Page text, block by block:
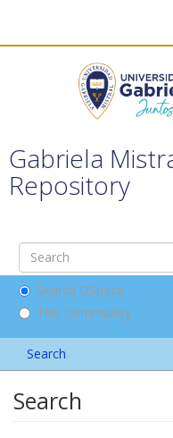
Gabriela
Repository
Search DSpace
This Community
Search
Search